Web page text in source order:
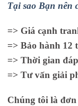
Tại sao Bạn nên
=> Giá cạnh
=> Bảo hành 12
=> Thời gian
=> Tư vấn giải
Chúng tôi là